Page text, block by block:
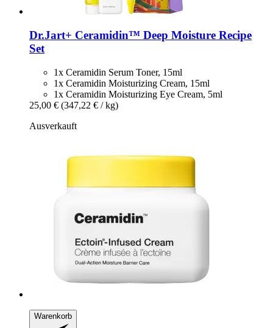
Dr.Jart+ Ceramidin™ Deep Moisture Recipe
Set
1x Ceramidin Serum Toner, 15ml
1x Ceramidin Moisturizing Cream, 15ml
1x Ceramidin Moisturizing Eye Cream, 5ml
25,00 € (347,22 € / kg)
Ausverkauft
Warenkorb